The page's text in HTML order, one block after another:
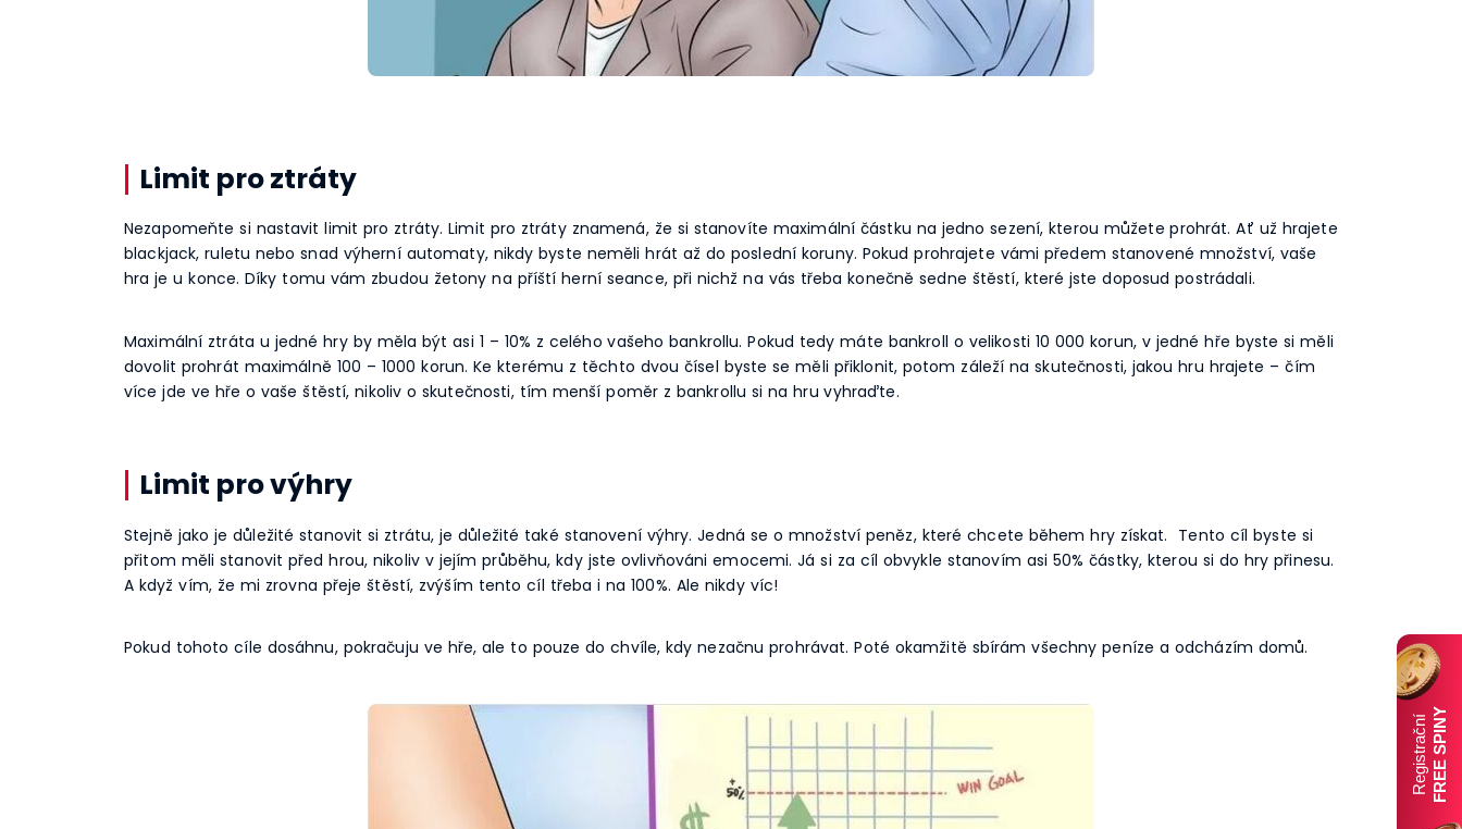
Limit pro ztráty
Nezapomeňte si nastavit limit pro ztráty. Limit pro ztráty znamená, že si stanovíte maximální částku na jedno sezení, kterou můžete prohrát. Ať už hrajete
blackjack, ruletu nebo snad výherní automaty, nikdy byste neměli hrát až do poslední koruny. Pokud prohrajete vámi předem stanovené množství, vaše
hra je u konce. Díky tomu vám zbudou žetony na příští herní seance, při nichž na vás třeba konečně sedne štěstí, které jste doposud postrádali.
Maximální ztráta u jedné hry by měla být asi 1 – 10% z celého vašeho bankrollu. Pokud tedy máte bankroll o velikosti 10 000 korun, v jedné hře byste si měli
dovolit prohrát maximálně 100 – 1000 korun. Ke kterému z těchto dvou čísel byste se měli přiklonit, potom záleží na skutečnosti, jakou hru hrajete – čím
více jde ve hře o vaše štěstí, nikoliv o skutečnosti, tím menší poměr z bankrollu si na hru vyhraďte.
Limit pro výhry
Stejně jako je důležité stanovit si ztrátu, je důležité také stanovení výhry. Jedná se o množství peněz, které chcete během hry získat. Tento cíl byste si
přitom měli stanovit před hrou, nikoliv v jejím průběhu, kdy jste ovlivňováni emocemi. Já si za cíl obvykle stanovím asi 50% částky, kterou si do hry přinesu.
A když vím, že mi zrovna přeje štěstí, zvýším tento cíl třeba i na 100%. Ale nikdy víc!
Pokud tohoto cíle dosáhnu, pokračuju ve hře, ale to pouze do chvíle, kdy nezačnu prohrávat. Poté okamžitě sbírám všechny peníze a odcházím domů.
RegistračníFREE SPINY